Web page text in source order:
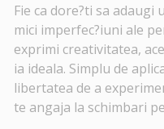
Fie ca dore?ti sa adaugi
mici imperfec?iuni ale
exprimi creativitatea,
ia ideala. Simplu de
libertatea de a
te angaja la schimbari